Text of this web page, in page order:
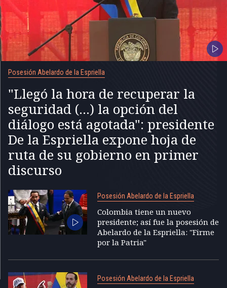
Posesión Abelardo de la Espriella
"Llegó la hora de recuperar la
seguridad (...) la opción del
diálogo está agotada": presidente
De la Espriella expone hoja de
ruta de su gobierno en primer
discurso
Posesión Abelardo de la Espriella
Colombia tiene un nuevo
presidente; así fue la posesión de
Abelardo de la Espriella: "Firme
por la Patria"
Posesión Abelardo de la Espriella